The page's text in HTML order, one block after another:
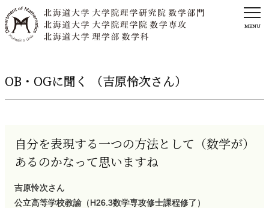
MENU
OB・OGに聞く （吉原怜次さん）
自分を表現する一つの方法として （数学が）
あるのかなって思いますね
吉原怜次さん
公立高等学校教諭（H26.3数学専攻修士課程修了）